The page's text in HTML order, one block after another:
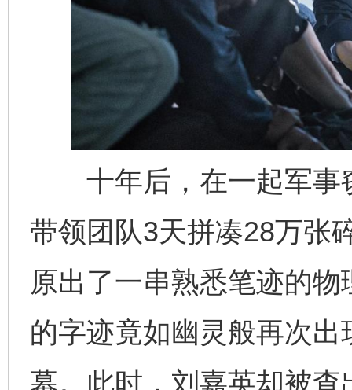
十年后，在一起军事
带领团队3天拼凑28万张
原出了一串熟悉笔迹的
的字迹竟如幽灵般再次
幕。此时，刘嘉英却被